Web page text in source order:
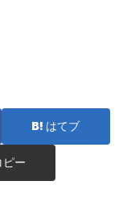
はてブ
ピー